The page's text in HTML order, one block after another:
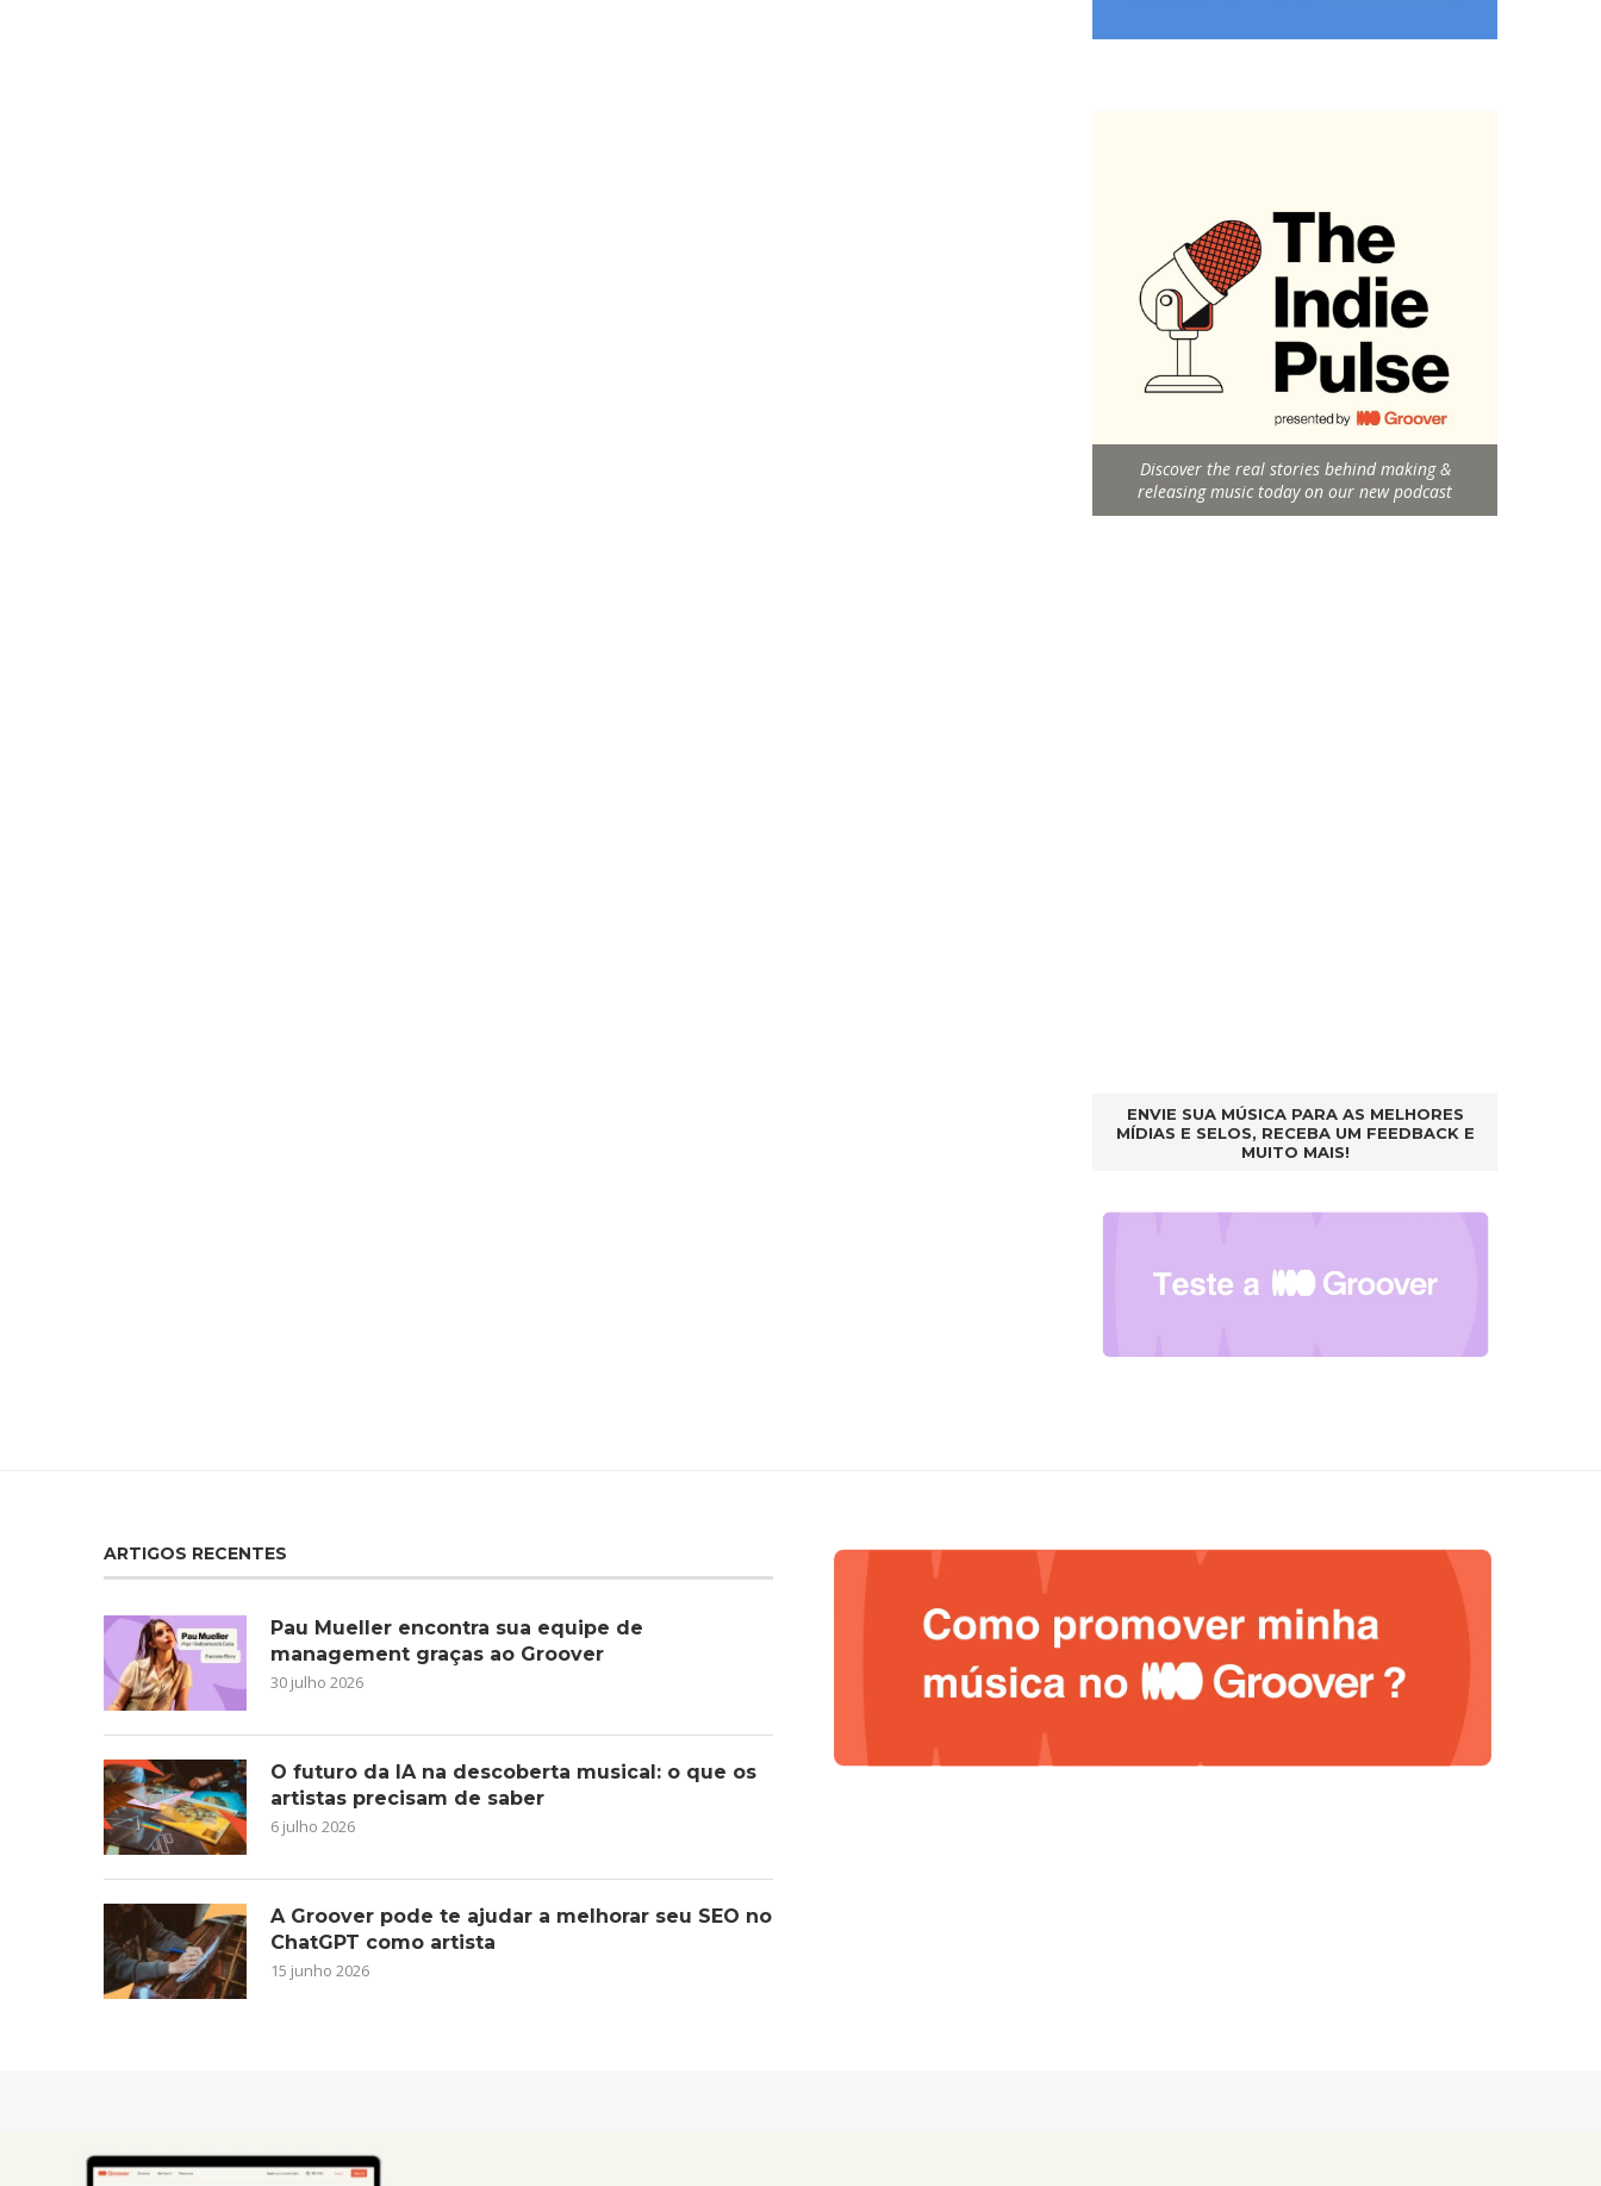
Discover the real stories behind making &
releasing music today on our new podcast
ENVIE SUA MÚSICA PARA AS MELHORES
MÍDIAS E SELOS, RECEBA UM FEEDBACK E
MUITO MAIS!
ARTIGOS RECENTES
Pau Mueller encontra sua equipe de
management graças ao Groover
30 julho 2026
O futuro da IA na descoberta musical: o que os
artistas precisam de saber
6 julho 2026
A Groover pode te ajudar a melhorar seu SEO no
ChatGPT como artista
15 junho 2026